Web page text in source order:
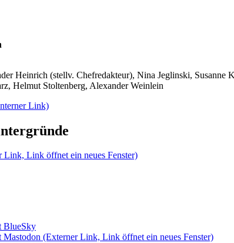
Heinrich (stellv. Chefredakteur), Nina Jeglinski, Susanne
Helmut Stoltenberg, Alexander Weinlein
Link)
Link, Link öffnet ein neues Fenster)
BlueSky
(Externer Link, Link öffnet ein neues Fenster)